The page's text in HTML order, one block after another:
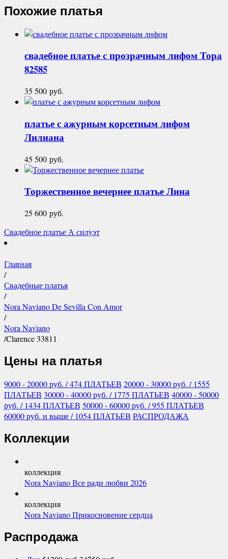
Похожие платья
свадебное платье с прозрачным лифомТора
82585
35 500 руб.
платье с ажурным корсетным лифом
Лилиана
45 500 руб.
Торжественное вечернее платьеЛина
25 600 руб.
Свадебное платье А силуэт
Главная
/
Свадебные платья
/
Nora Naviano De Sevilla Con Amor
/
Nora Naviano
/Clarence 33811
Цены на платья
9000 - 20000руб. / 474 ПЛАТЬЕВ 20000 - 30000руб. / 1555
ПЛАТЬЕВ 30000 - 40000руб. / 1775 ПЛАТЬЕВ 40000 - 50000
руб. / 1434 ПЛАТЬЕВ 50000 - 60000руб. / 955 ПЛАТЬЕВ
60000руб. и выше/ 1054 ПЛАТЬЕВ РАСПРОДАЖА
Коллекции
коллекция
Nora Naviano Все ради любви 2026
коллекция
Nora Naviano Прикосновение сердца
Распродажа